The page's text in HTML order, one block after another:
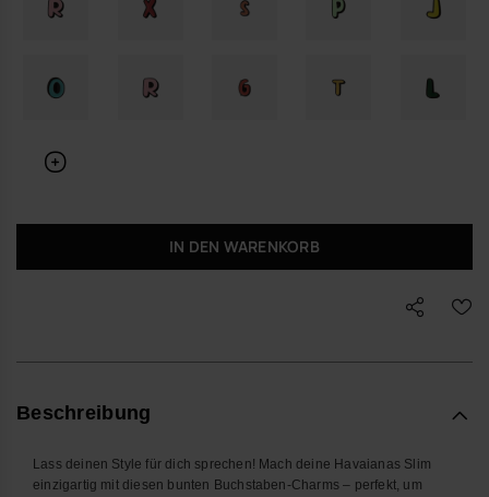
IN DEN WARENKORB
Beschreibung
Lass deinen Style für dich sprechen! Mach deine Havaianas Slim
einzigartig mit diesen bunten Buchstaben-Charms – perfekt, um